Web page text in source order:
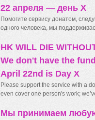
22 апреля — день X
Помогите сервису донатом,
одного человека, мы
HK WILL DIE
We don't have the
April 22nd is Day X
Please support the service with a
even cover one person's work;
Мы принимаем любую